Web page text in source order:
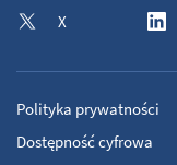
X
Polityka prywatności
Dostępność cyfrowa